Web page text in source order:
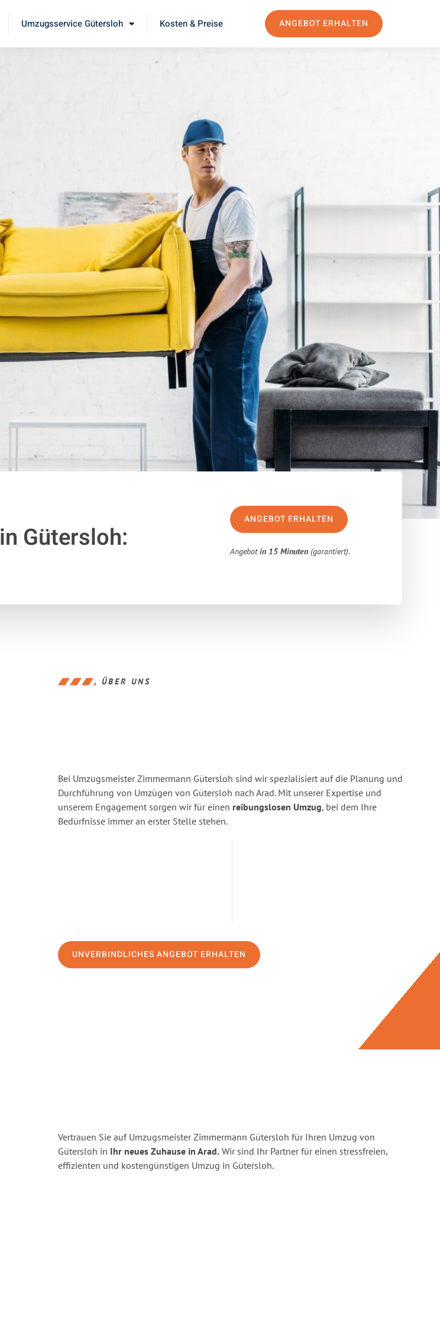
Umzugsservice Gütersloh Kosten & Preise ANGEBOT ERHALTEN
in Gütersloh:
ANGEBOT ERHALTEN
Angebotin 15 Minuten (garantiert).
ÜBER UNS
Bei Umzugsmeister Zimmermann Gütersloh sind wir spezialisiert auf die Planung und
Durchführung von Umzügen von Gütersloh nach Arad. Mit unserer Expertise und
unserem Engagement sorgen wir für einen reibungslosen Umzug, bei dem Ihre
Bedürfnisse immer an erster Stelle stehen.
UNVERBINDLICHES ANGEBOT ERHALTEN
Vertrauen Sie auf Umzugsmeister Zimmermann Gütersloh für Ihren Umzug von
Gütersloh in Ihr neues Zuhause in Arad. Wir sind Ihr Partner für einen stressfreien,
effizienten und kostengünstigen Umzug in Gütersloh.